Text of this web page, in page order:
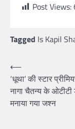
Post Views:
Tagged Is Kapil
⟵
‘धूथा’ की स्टार
नागा चैतन्य के ओटीटी
मनाया गया जश्न